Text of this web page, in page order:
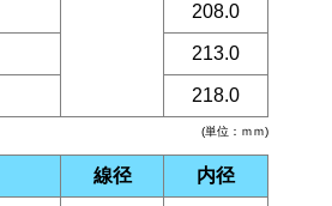
(単位：ｍｍ)
208.0
213.0
218.0
線径 内径